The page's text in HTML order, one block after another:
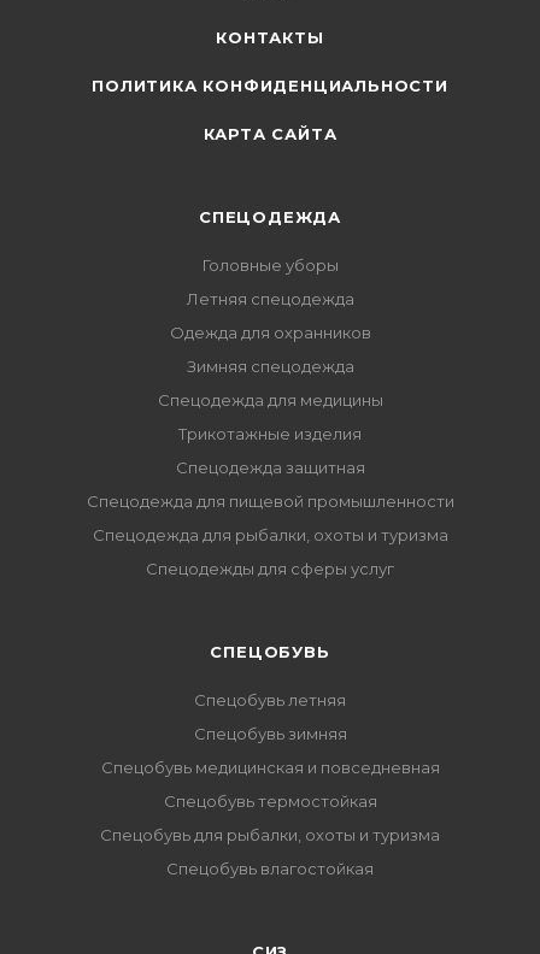
КОНТАКТЫ
ПОЛИТИКА КОНФИДЕНЦИАЛЬНОСТИ
КАРТА САЙТА
СПЕЦОДЕЖДА
Головные уборы
Летняя спецодежда
Одежда для охранников
Зимняя спецодежда
Спецодежда для медицины
Трикотажные изделия
Спецодежда защитная
Спецодежда для пищевой промышленности
Спецодежда для рыбалки, охоты и туризма
Спецодежды для сферы услуг
CПЕЦОБУВЬ
Спецобувь летняя
Спецобувь зимняя
Спецобувь медицинская и повседневная
Спецобувь термостойкая
Спецобувь для рыбалки, охоты и туризма
Спецобувь влагостойкая